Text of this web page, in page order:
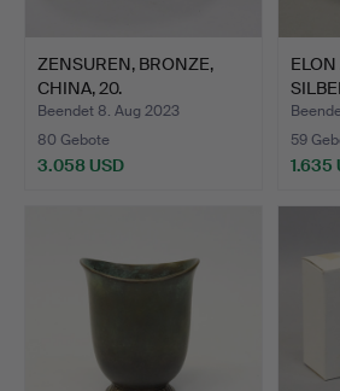
ZENSUREN, BRONZE,
CHINA, 20.
JAHRHUNDERT.
Beendet 8. Aug 2023
80 Gebote
3.058 USD
59
1.635